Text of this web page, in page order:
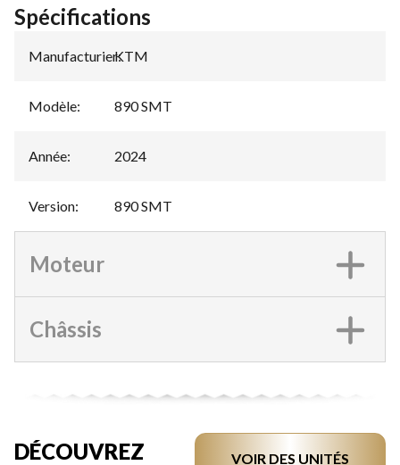
Spécifications
Manufacturier:
KTM
Modèle: 890 SMT
Année: 2024
Version: 890 SMT
Moteur
Châssis
DÉCOUVREZ
VOIR DES UNITÉS